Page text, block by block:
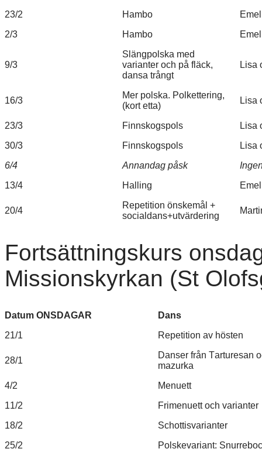
23/2 Hambo
2/3
Hambo
9/3
Slängpolska med
varianter och på fläck,
dansa trångt
Lisa
16/3
Mer polska. Polkettering,
(kort etta)
Lisa
23/3 Finnskogspols
Lisa
30/3
Finnskogspols
Lisa
6/4
Annandag påsk
13/4
Halling
20/4
Repetition önskemål +
socialdans+utvärdering
Fortsättningskurs
Missionskyrkan (St
Datum ONSDAGAR
Dans
21/1
Repetition av hösten
28/1
Danser från Tarturesan
mazurka
4/2
Menuett
11/2
Frimenuett och varianter
18/2
Schottisvarianter
25/2
Polskevariant: